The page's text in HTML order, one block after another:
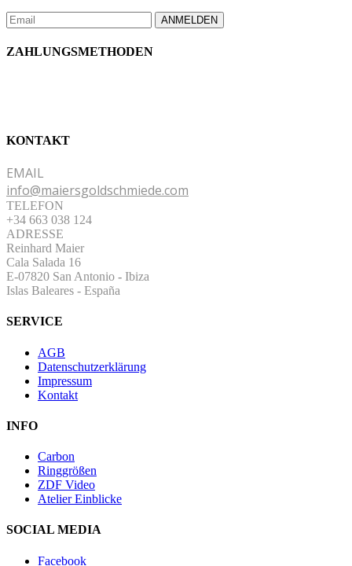
ANMELDEN
ZAHLUNGSMETHODEN
KONTAKT
EMAIL
info@maiersgoldschmiede.com
TELEFON
+34 663 038 124
ADRESSE
Reinhard Maier
Cala Salada 16
E-07820 San Antonio - Ibiza
Islas Baleares - España
SERVICE
AGB
Datenschutzerklärung
Impressum
Kontakt
INFO
Carbon
Ringgrößen
ZDF Video
Atelier Einblicke
SOCIAL MEDIA
Facebook